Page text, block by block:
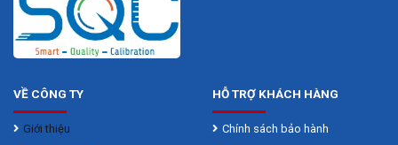
VỀ CÔNG TY
Giới thiệu
HỖ TRỢ KHÁCH HÀNG
Chính sách bảo hành